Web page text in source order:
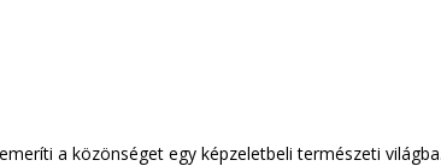
a közönséget egy képzeletbeli természeti